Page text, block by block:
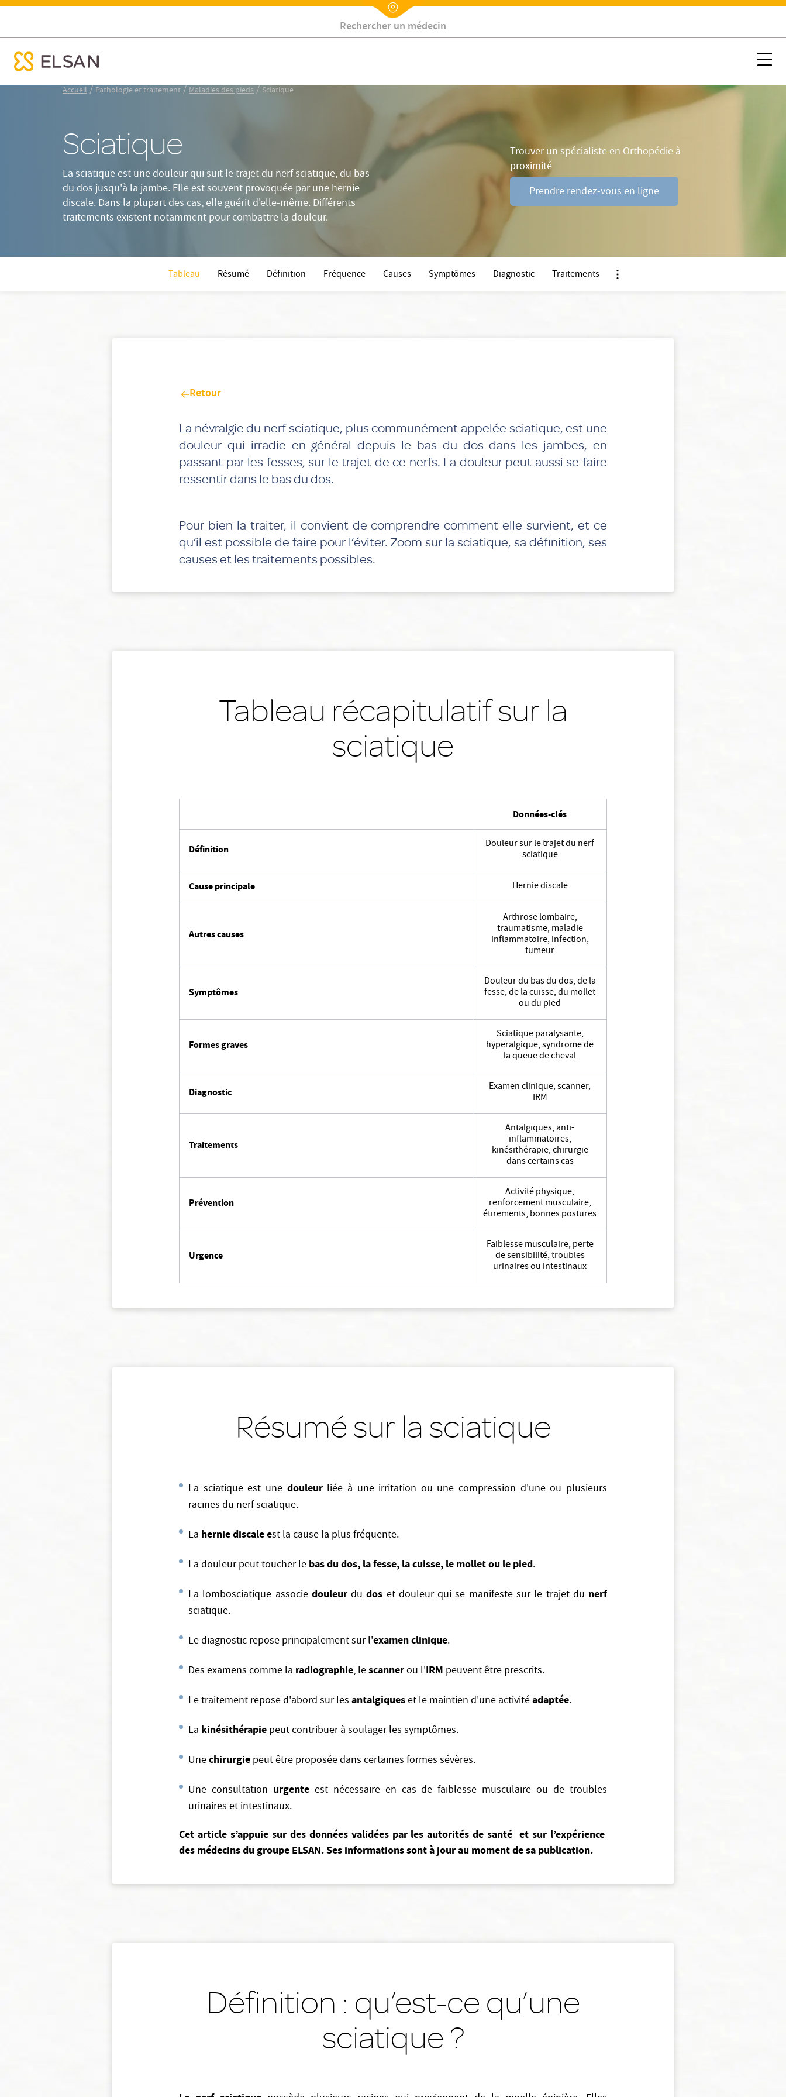
Nx:Aller
Nx:Annuaire
Contactez-nous
Sciatique
menu mobile
Accueil/ Pathologie et traitement/Maladies des pieds/ Sciatique
Sciatique
La sciatique est une douleur qui suit le trajet du nerf sciatique, du bas
du dos jusqu'à la jambe. Elle est souvent provoquée par une hernie
discale. Dans la plupart des cas, elle guérit d'elle-même. Différents
traitements existent notamment pour combattre la douleur.
Trouver un spécialiste en Orthopédie à
proximité
Prendre rendez-vous en ligne
Tableau Résumé Définition Fréquence Causes Symptômes Diagnostic Traitements
Symptômes
Retour
La névralgie du nerf sciatique, plus communément appelée sciatique, est une
douleur qui irradie en général depuis le bas du dos dans les jambes, en
passant par les fesses, sur le trajet de ce nerfs. La douleur peut aussi se faire
ressentir dans le bas du dos.
Pour bien la traiter, il convient de comprendre comment elle survient, et ce
qu’il est possible de faire pour l’éviter. Zoom sur la sciatique, sa définition, ses
causes et les traitements possibles.
Tableau récapitulatif sur la
sciatique
Données-clés
Définition Douleur sur le trajet du nerf
sciatique
Cause principale Hernie discale
Autres causes
Arthrose lombaire,
traumatisme, maladie
inflammatoire, infection,
tumeur
Symptômes
Douleur du bas du dos, de la
fesse, de la cuisse, du mollet
ou du pied
Formes graves
Sciatique paralysante,
hyperalgique, syndrome de
la queue de cheval
Diagnostic Examen clinique, scanner,
IRM
Traitements
Antalgiques, anti-
inflammatoires,
kinésithérapie, chirurgie
dans certains cas
Prévention
Activité physique,
renforcement musculaire,
étirements, bonnes postures
Urgence
Faiblesse musculaire, perte
de sensibilité, troubles
urinaires ou intestinaux
Résumé sur la sciatique
La sciatique est une douleur liée à une irritation ou une compression d'une ou plusieurs
racines du nerf sciatique.
La hernie discale est la cause la plus fréquente.
La douleur peut toucher le bas du dos, la fesse, la cuisse, le mollet ou le pied.
La lombosciatique associe douleurdudos et douleur qui se manifeste sur le trajet du nerf
sciatique.
Le diagnostic repose principalement sur l'examen clinique.
Des examens comme la radiographie, lescannerou l'IRM peuvent être prescrits.
Le traitement repose d'abord sur les antalgiqueset le maintien d'une activitéadaptée.
La kinésithérapie peut contribuer à soulager les symptômes.
Unechirurgie peut être proposée dans certaines formes sévères.
Une consultation urgente est nécessaire en cas de faiblesse musculaire ou de troubles
urinaires et intestinaux.
Cet article s’appuie sur des données validées par les autorités de santé et sur l’expérience
des médecins du groupe ELSAN. Ses informations sont à jour au moment de sa publication.
Définition : qu’est-ce qu’une
sciatique ?